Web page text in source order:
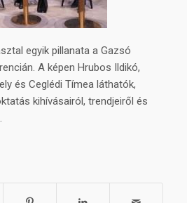
egyik pillanata a Gazsó
A képen Hrubos Ildikó,
és Ceglédi Tímea láthatók,
kihívásairól, trendjeiről és